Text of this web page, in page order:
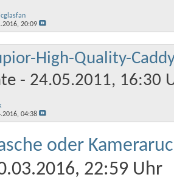
20:09
High-Quality-
- 24.05.2011, 16:30
04:38
oder
22:59 Uhr